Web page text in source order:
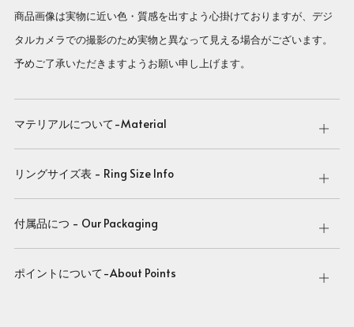
商品画像は実物に近い色・質感を出すよう心掛けておりますが、デジ
タルカメラでの撮影のため実物と異なって見える場合がございます。
予めご了承いただきますようお願い申し上げます。
マテリアルについて-Material
Open
tab
リングサイズ表 - Ring Size Info
Open
tab
付属品につ - Our Packaging
Open
tab
ポイントについて-About Points
Open